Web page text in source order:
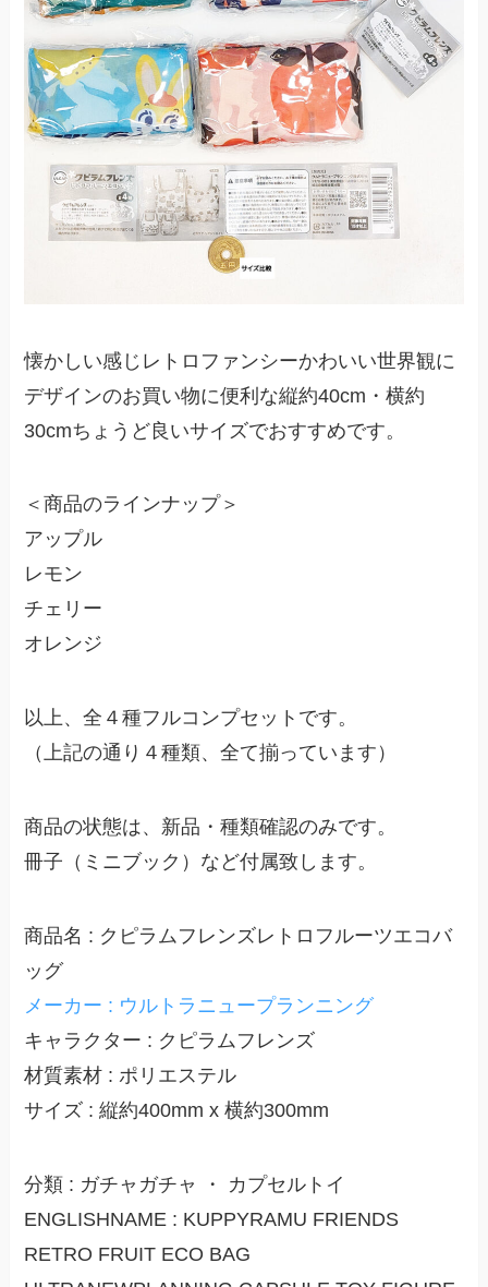
懐かしい感じレトロファンシーかわいい世界観に
デザインのお買い物に便利な縦約40cm・横約
30cmちょうど良いサイズでおすすめです。
＜商品のラインナップ＞
アップル
レモン
チェリー
オレンジ
以上、全４種フルコンプセットです。
（上記の通り４種類、全て揃っています）
商品の状態は、新品・種類確認のみです。
冊子（ミニブック）など付属致します。
商品名 : クピラムフレンズレトロフルーツエコバ
ッグ
メーカー : ウルトラニュープランニング
キャラクター : クピラムフレンズ
材質素材 : ポリエステル
サイズ : 縦約400mm x 横約300mm
分類 : ガチャガチャ ・ カプセルトイ
ENGLISHNAME : KUPPYRAMU FRIENDS
RETRO FRUIT ECO BAG